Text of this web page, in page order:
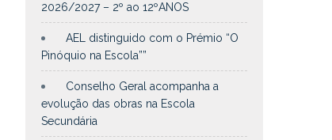
2026/2027 – 2º ao 12ºANOS
AEL distinguido com o Prémio “O
Pinóquio na Escola””
Conselho Geral acompanha a
evolução das obras na Escola
Secundária